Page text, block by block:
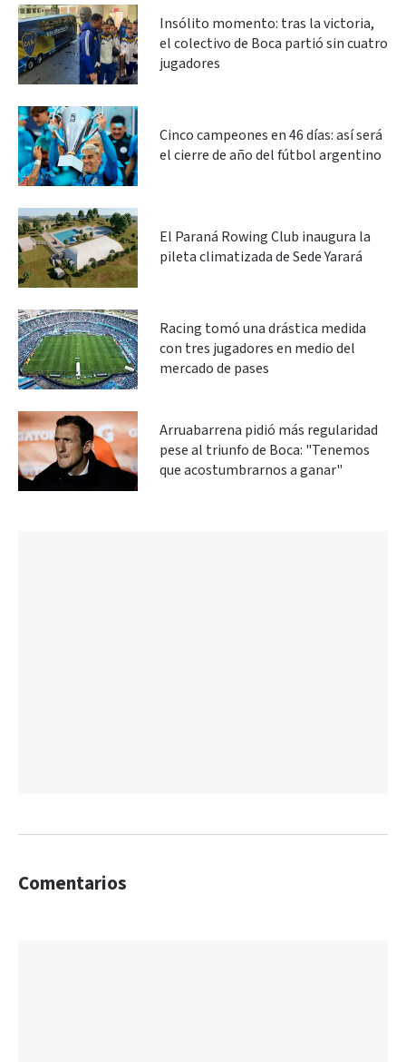
Insólito momento: tras la victoria,
el colectivo de Boca partió sin cuatro
jugadores
Cinco campeones en 46 días: así será
el cierre de año del fútbol argentino
El Paraná Rowing Club inaugura la
pileta climatizada de Sede Yarará
Racing tomó una drástica medida
con tres jugadores en medio del
mercado de pases
Arruabarrena pidió más regularidad
pese al triunfo de Boca: "Tenemos
que acostumbrarnos a ganar"
Comentarios